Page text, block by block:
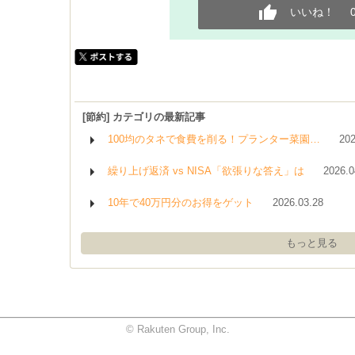
いいね！
[節約] カテゴリの最新記事
100均のタネで食費を削る！プランター菜園…
繰り上げ返済 vs NISA「欲張りな答え」は
10年で40万円分のお得をゲット 2026.03.28
もっと見る
© Rakuten Group, Inc.